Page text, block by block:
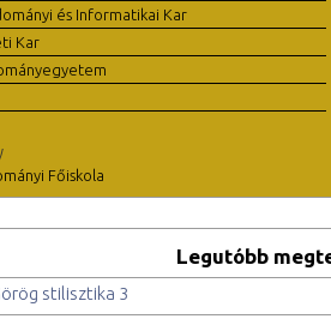
és Informatikai Kar
Kar
Főiskola
Legutóbb
stilisztika 3